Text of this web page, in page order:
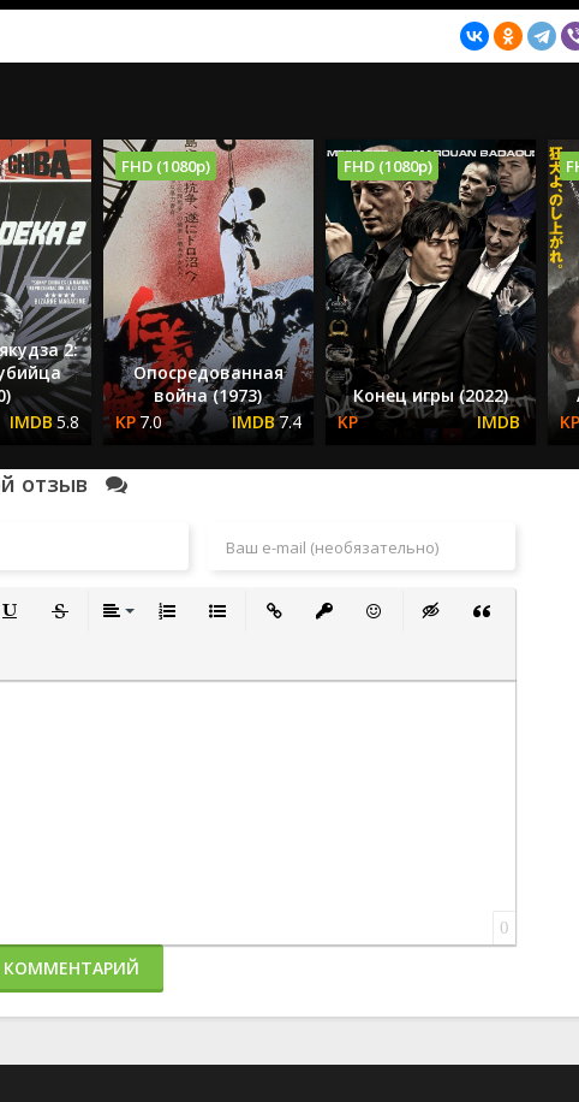
2:
5.8
FHD (1080p)
Опосредованная
война (1973)
7.0
7.4
FHD (1080p)
Конец игры (2022)
отзыв
0
КОММЕНТАРИЙ